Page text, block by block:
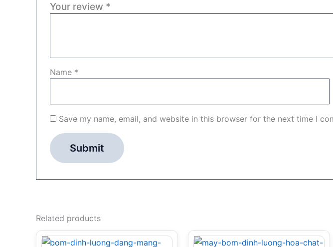
Your review *
Name *
Save my name, email, and website in this browser for the next time I
Related products